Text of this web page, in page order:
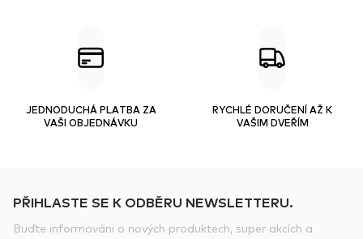
JEDNODUCHÁ PLATBA ZA
VAŠI OBJEDNÁVKU
RYCHLÉ DORUČENÍ AŽ K
VAŠIM DVEŘÍM
PŘIHLASTE SE K ODBĚRU NEWSLETTERU.
Buďte informováni o nových produktech, super akcích a